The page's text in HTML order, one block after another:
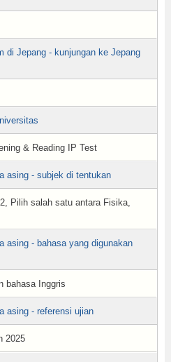
di Jepang - kunjungan ke Jepang
& Reading IP Test
asing - subjek di tentukan
Pilih salah satu antara Fisika,
asing - bahasa yang digunakan
bahasa Inggris
asing - referensi ujian
2025